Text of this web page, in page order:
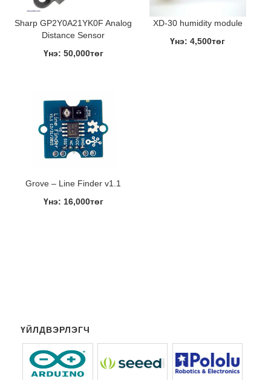
Sharp GP2Y0A21YK0F Analog
Distance Sensor
Үнэ: 50,000төг
XD-30 humidity module
Үнэ: 4,500төг
Grove – Line Finder v1.1
Үнэ: 16,000төг
ҮЙЛДВЭРЛЭГЧ